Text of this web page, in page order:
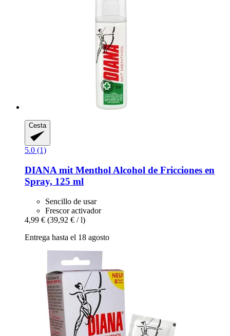
Cesta
5.0 (1)
DIANA mit Menthol Alcohol de Fricciones en
Spray, 125 ml
Sencillo de usar
Frescor activador
4,99 € (39,92 € / l)
Entrega hasta el 18 agosto